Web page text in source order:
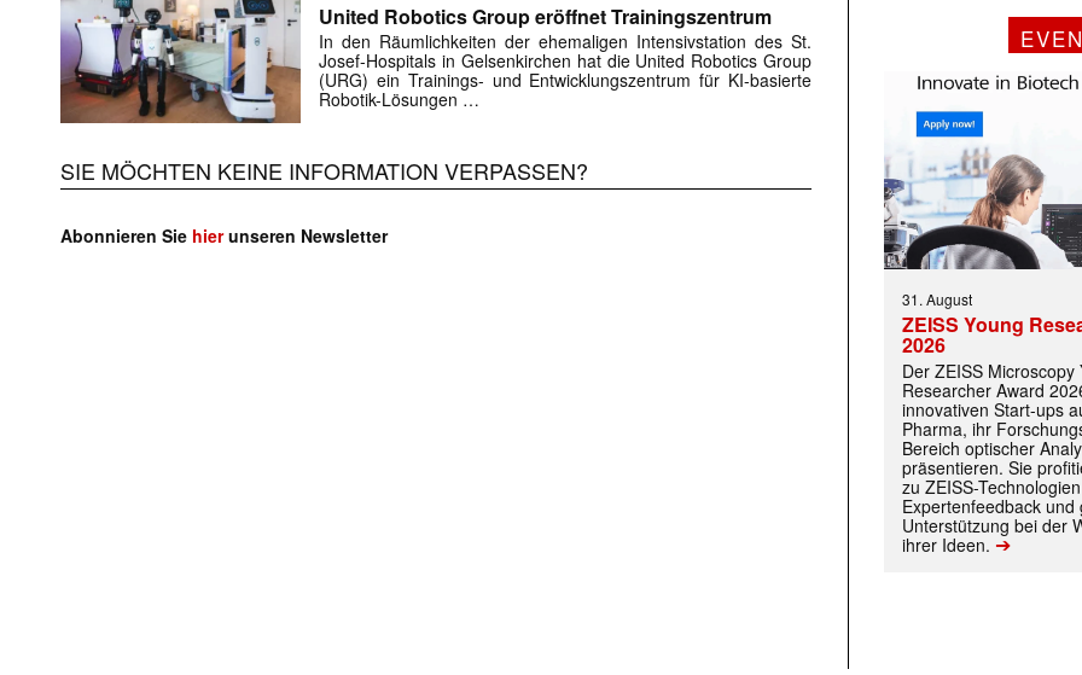
E-
Mail
(erforderlich)
United Robotics Group eröffnet Trainingszentrum
In den Räumlichkeiten der ehemaligen Intensivstation des St.
Josef-Hospitals in Gelsenkirchen hat die United Robotics Group
(URG) ein Trainings- und Entwicklungszentrum für KI-basierte
Robotik-Lösungen …
SIE MÖCHTEN KEINE INFORMATION VERPASSEN?
Abonnieren Sie hierunseren Newsletter
31. August
ZEISS Young
2026
Der ZEISS Microscopy
Researcher Award
innovativen Start-ups
Pharma, ihr
Bereich optischer
präsentieren. Sie
zu ZEISS-
Expertenfeedback und
Unterstützung bei der
ihrer Ideen. ➔